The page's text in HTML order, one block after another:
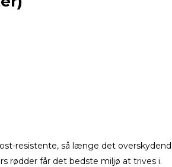
resistente, så længe det
rødder får det bedste miljø at trives i.